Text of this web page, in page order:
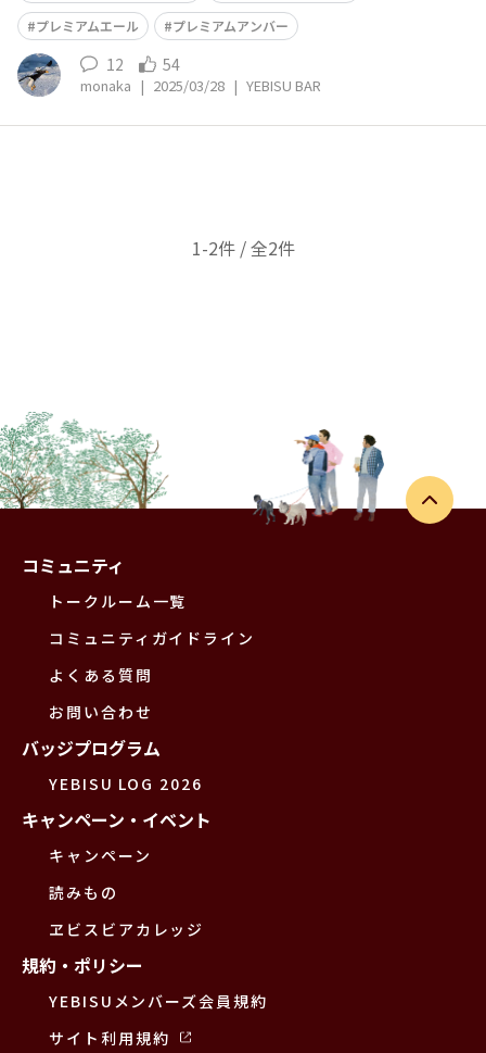
プレミアムエール
プレミアムアンバー
12 54
monaka | 2025/03/28 | YEBISU BAR
1-2件 / 全2件
コミュニティ
トークルーム一覧
コミュニティガイドライン
よくある質問
お問い合わせ
バッジプログラム
YEBISU LOG 2026
キャンペーン・イベント
キャンペーン
読みもの
ヱビスビアカレッジ
規約・ポリシー
YEBISUメンバーズ会員規約
サイト利用規約